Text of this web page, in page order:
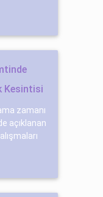
Kesintisi
zamanı
açıklanan